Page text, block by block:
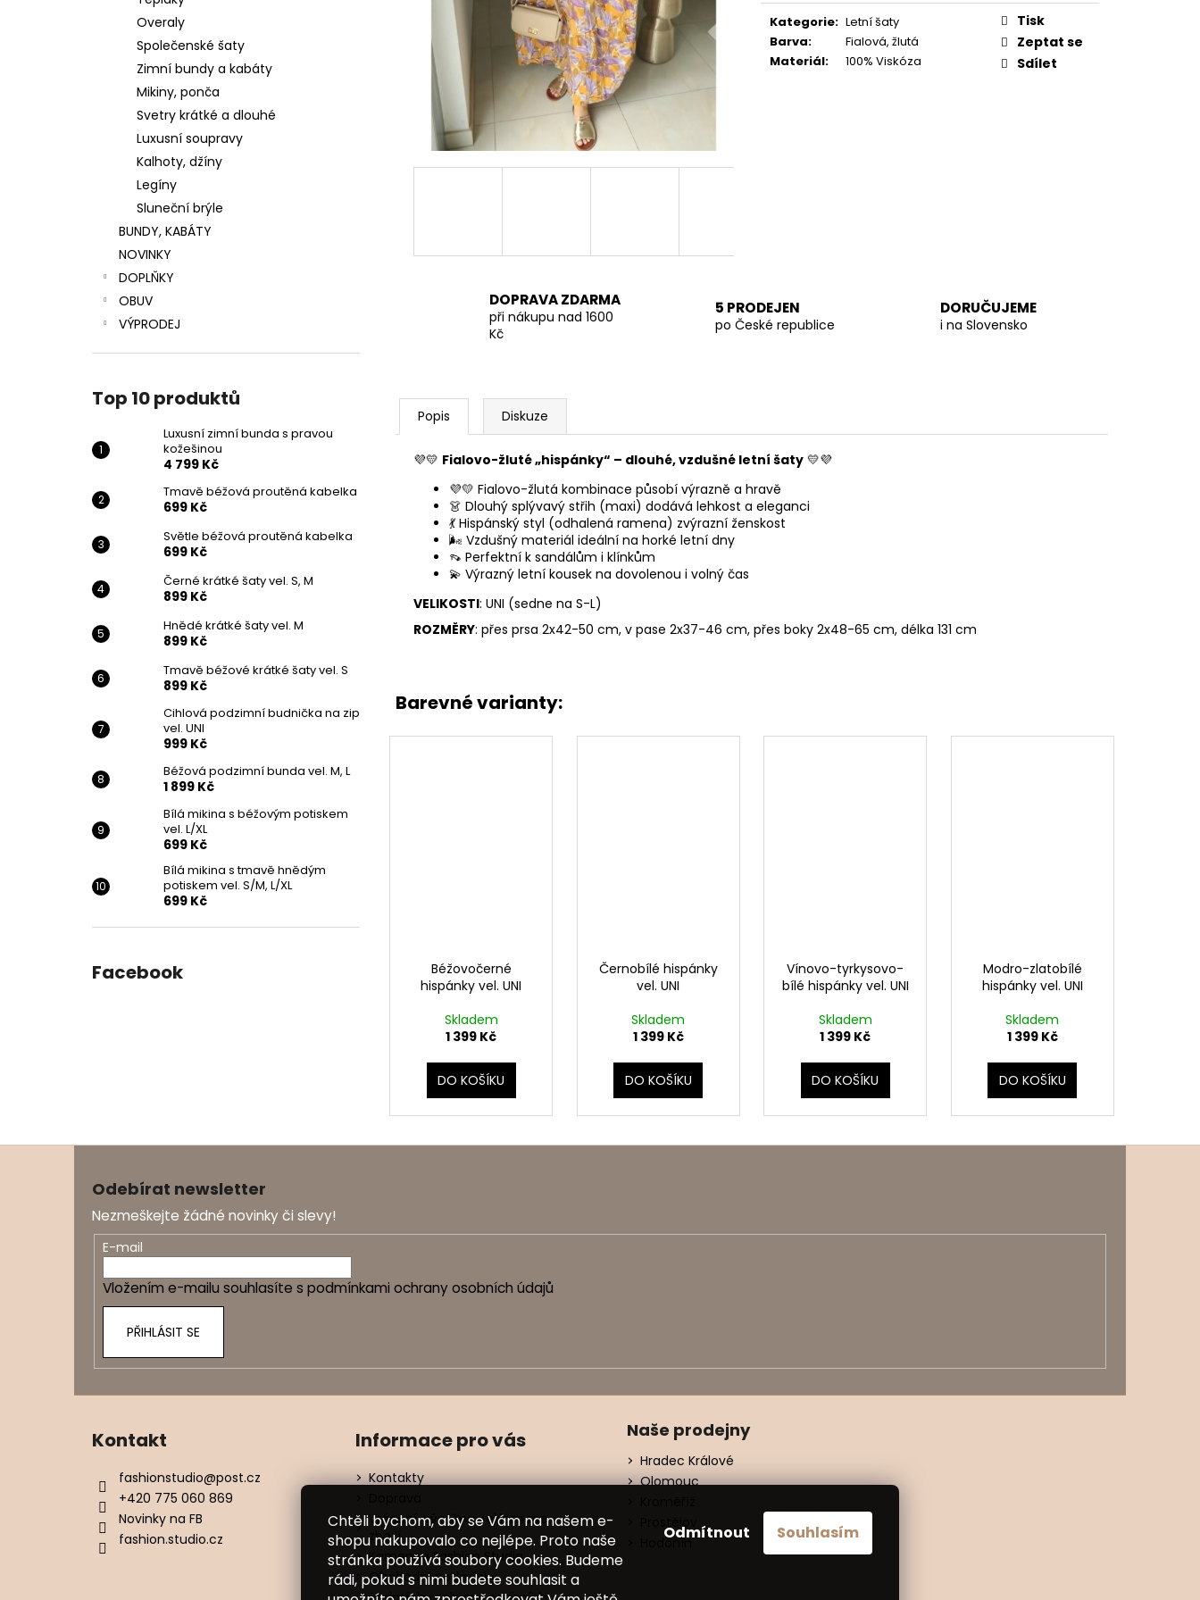
Chtěli bychom, aby se Vám na našem e-
shopu nakupovalo co nejlépe. Proto naše
stránka používá soubory cookies. Budeme
rádi, pokud s nimi budete souhlasit a
Odmítnout Souhlasím
Overaly
Společenské šaty
Zimní bundy a kabáty
Mikiny, ponča
Svetry krátké a dlouhé
Luxusní soupravy
Kalhoty, džíny
Legíny
Sluneční brýle
BUNDY, KABÁTY
NOVINKY
DOPLŇKY
OBUV
VÝPRODEJ
Top 10 produktů
Luxusní zimní bunda s pravou
kožešinou
4 799 Kč
Tmavě béžová proutěná kabelka
699 Kč
Světle béžová proutěná kabelka
699 Kč
Černé krátké šaty vel. S, M
899 Kč
Hnědé krátké šaty vel. M
899 Kč
Tmavě béžové krátké šaty vel. S
899 Kč
Cihlová podzimní budnička na zip
vel. UNI
999 Kč
Béžová podzimní bunda vel. M, L
1 899 Kč
Bílá mikina s béžovým potiskem
vel. L/XL
699 Kč
Bílá mikina s tmavě hnědým
potiskem vel. S/M, L/XL
699 Kč
Facebook
Kategorie: Letní šaty
Barva:
Fialová, žlutá
Materiál: 100% Viskóza
Tisk
Zeptat se
Sdílet
DOPRAVA ZDARMA
při nákupu nad 1600
Kč
5 PRODEJEN
po České republice
DORUČUJEME
i na Slovensko
Popis Diskuze
💜💛 Fialovo-žluté „hispánky“ – dlouhé, vzdušné letní šaty 💛💜
💜💛 Fialovo-žlutá kombinace působí výrazně a hravě
👗 Dlouhý splývavý střih (maxi) dodává lehkost a eleganci
💃 Hispánský styl (odhalená ramena) zvýrazní ženskost
🌬️ Vzdušný materiál ideální na horké letní dny
👡 Perfektní k sandálům i klínkům
💫 Výrazný letní kousek na dovolenou i volný čas
VELIKOSTI: UNI (sedne na S-L)
ROZMĚRY: přes prsa 2x42-50 cm, v pase 2x37-46 cm, přes boky 2x48-65 cm, délka 131 cm
Barevné varianty:
Béžovočerné
hispánky vel. UNI
Skladem
1 399 Kč
DO KOŠÍKU
Černobílé hispánky
vel. UNI
Skladem
1 399 Kč
DO KOŠÍKU
Vínovo-tyrkysovo-
bílé hispánky vel. UNI
Skladem
1 399 Kč
DO KOŠÍKU
Modro-zlatobílé
hispánky vel. UNI
Skladem
1 399 Kč
DO KOŠÍKU
LUXUSNÍ ZIMNÍ BUNDA S PRAVOU
KOŽEŠINOU
4 799 Kč
Původně: 5 999 Kč
TMAVĚ BÉŽOVÁ PROUTĚNÁ KABELKA
SVĚTLE BÉŽOVÁ PROUTĚNÁ KABELKA
699 Kč
Odebírat newsletter
Nezmeškejte žádné novinky či slevy!
E-mail
Vložením e-mailu souhlasíte s podmínkami ochrany osobních údajů
PŘIHLÁSIT SE
Kontakt
fashionstudio@post.cz
+420 775 060 869
Novinky na FB
fashion.studio.cz
Informace pro vás
Kontakty
Vrácení, výměna, reklamace
zboží
Kamenná Fashion Studia
Obchodní podmínky
Naše prodejny
Hradec Králové
Olomouc
Hodonín